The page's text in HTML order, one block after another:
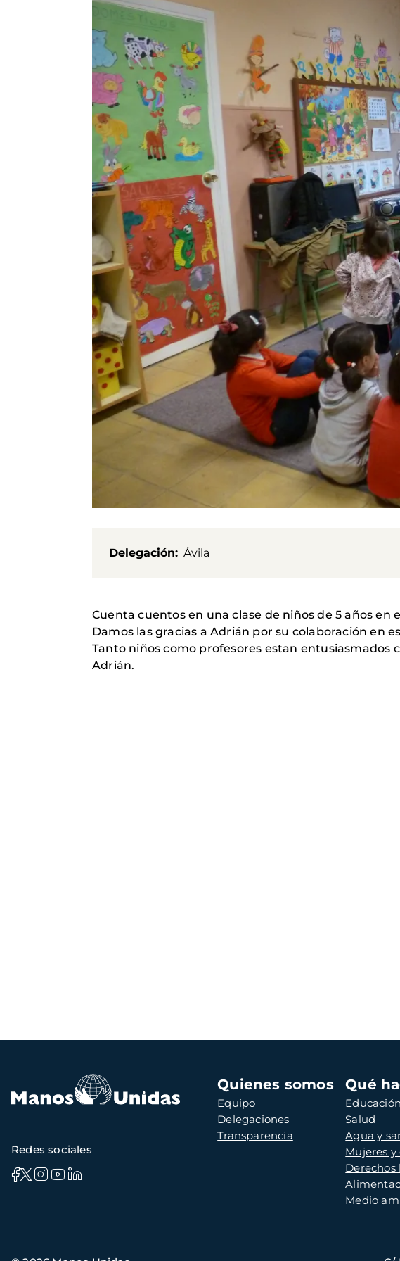
Delegación Ávila
Cuenta cuentos en una clase de niños de 5 años en
Damos las gracias a Adrián por su colaboración en
Tanto niños como profesores estan
Adrián.
Navegación
principal
Quienes somos
Equipo
Delegaciones
Transparencia
Qué
Educación
Salud
Agua y
Mujeres
Medio
Redes sociales